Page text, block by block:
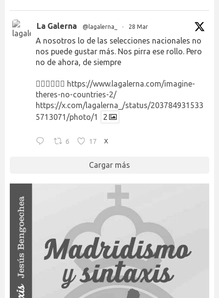
La Galerna @lagalerna_ · 28 Mar
A nosotros lo de las selecciones nacionales no
nos puede gustar más. Nos pirra ese rollo. Pero
no de ahora, de siempre
👉🏻👉🏻👉🏻 https://www.lagalerna.com/imagine-
theres-no-countries-2/
https://x.com/lagalerna_/status/203784931533
5713071/photo/1
2
6 17 X
Cargar más